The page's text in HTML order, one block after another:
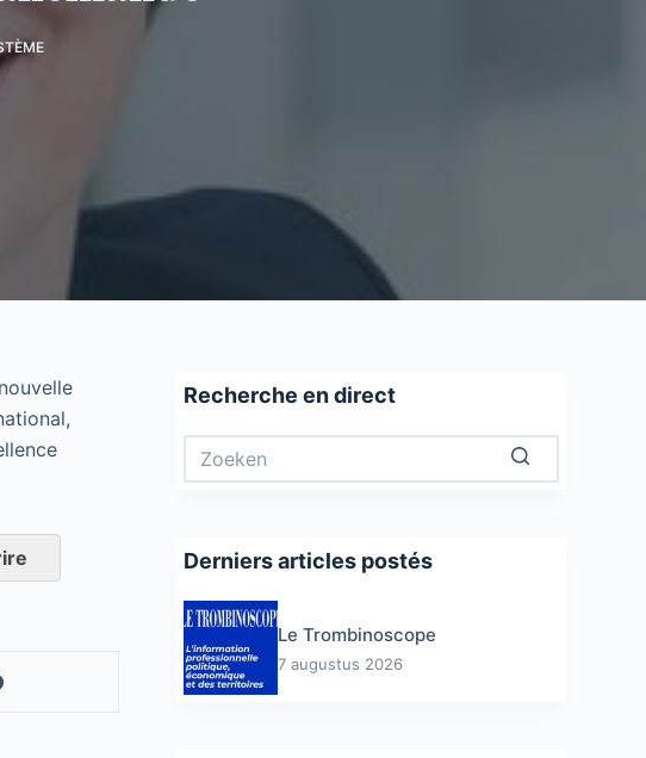
Recherche en direct
Derniers articles postés
Le Trombinoscope
7 augustus 2026